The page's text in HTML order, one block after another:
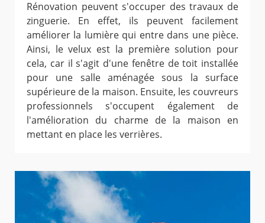
Rénovation peuvent s'occuper des travaux de
zinguerie. En effet, ils peuvent facilement
améliorer la lumière qui entre dans une pièce.
Ainsi, le velux est la première solution pour
cela, car il s'agit d'une fenêtre de toit installée
pour une salle aménagée sous la surface
supérieure de la maison. Ensuite, les couvreurs
professionnels s'occupent également de
l'amélioration du charme de la maison en
mettant en place les verrières.